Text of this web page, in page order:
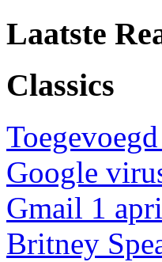
Laatste
Classics
Google
Gmail 1
Britney